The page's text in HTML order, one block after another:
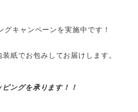
キャンペーンを実施中です！
紙でお包みしてお届けします。
ングを承ります！！